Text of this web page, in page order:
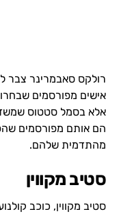
רולקס סאבמרינר צבר
אישים מפורסמים
אלא בסמל סטטוס
הם אותם מפורסמים
מהתדמית שלהם.
סטיב מקווין
סטיב מקווין, כוכב